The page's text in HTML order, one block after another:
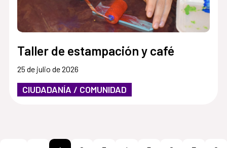
Taller de estampación y café
25 de julio de 2026
CIUDADANÍA / COMUNIDAD